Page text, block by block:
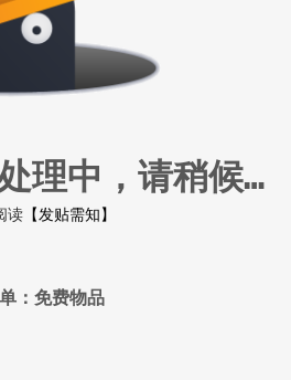
理中，请稍候…
读【发贴需知】
：免费物品